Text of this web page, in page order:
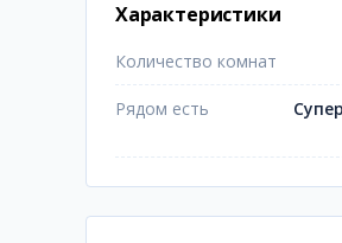
Характеристики
Количество комнат
Рядом есть